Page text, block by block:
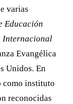
varias
Educación
Internacional
Evangélica
Unidos. En
como instituto
reconocidas